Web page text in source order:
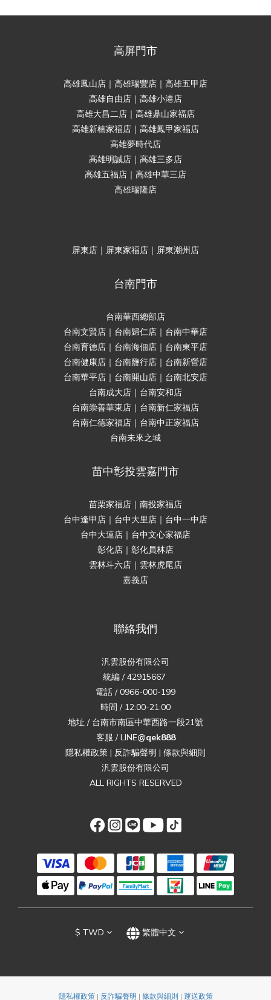
高屏門市
高雄鳳山店｜高雄瑞豐店｜高雄五甲店
高雄自由店｜高雄小港店
高雄大昌二店｜高雄鼎山家福店
高雄新楠家福店｜高雄鳳甲家福店
高雄夢時代店
高雄明誠店｜高雄三多店
高雄五福店｜高雄中華三店
高雄瑞隆店
屏東店｜屏東家福店｜屏東潮州店
台南門市
台南華西總部店
台南文賢店｜台南歸仁店｜台南中華店
台南育德店｜台南海佃店｜台南東平店
台南健康店｜台南鹽行店｜台南新營店
台南華平店｜台南開山店｜台南北安店
台南成大店｜台南安和店
台南崇善華東店｜台南新仁家福店
台南仁德家福店｜台南中正家福店
台南未來之城
苗中彰投雲嘉門市
苗栗家福店｜南投家福店
台中逢甲店｜台中大里店｜台中一中店
台中大連店｜台中文心家福店
彰化店｜彰化員林店
雲林斗六店｜雲林虎尾店
嘉義店
聯絡我們
汎雲股份有限公司
統編 / 42915667
電話 / 0966-000-199
時間 / 12:00-21:00
地址 / 台南市南區中華西路一段21號
客服 / LINE@qek888
隱私權政策 | 反詐騙聲明 | 條款與細則
汎雲股份有限公司
ALL RIGHTS RESERVED
$ TWD 繁體中文
隱私權政策| 反詐騙聲明 | 條款與細則 | 運送政策